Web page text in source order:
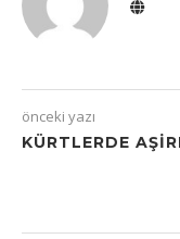
önceki yazı
KÜRTLERDE